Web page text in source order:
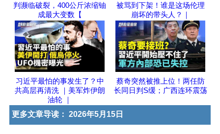
判濒临破裂，400公斤浓缩铀
成最大变数【
被骂到下架！谁是这场伦理
崩坏的带头人？｜
习近平最怕的事发生了？中
共高层再清洗 ｜美军炸伊朗
油轮 ｜
蔡奇突然被推上位！两任防
长同日判S缓；广西连环震荡
更多文章导读： 2026年5月15日